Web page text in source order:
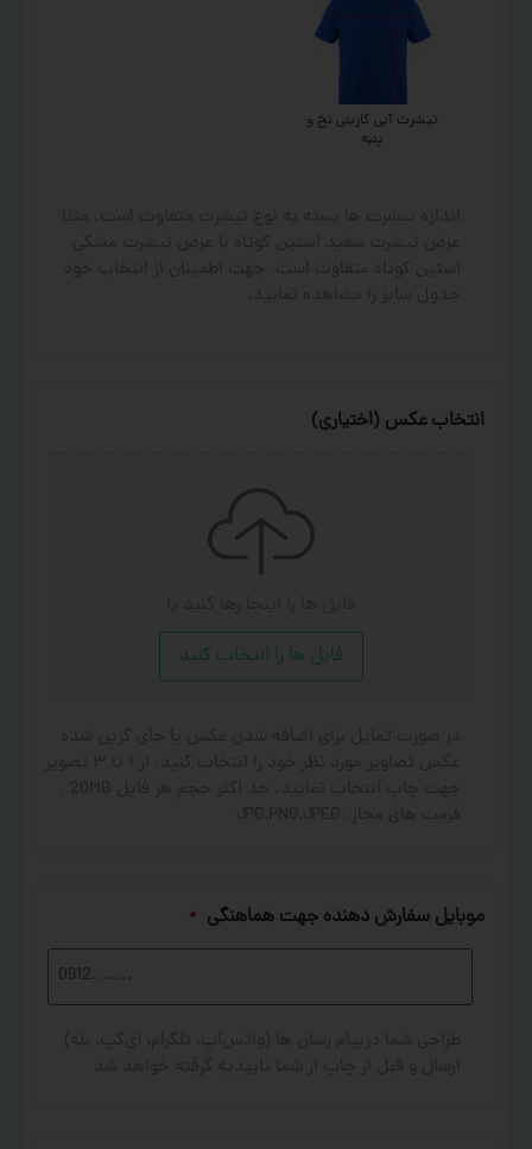
تیشرت آبی کاربنی نخ و
پنبه
انتخاب عکس (اختیاری)
فایل ها را انتخاب کنید
موبایل سفارش دهنده جهت هماهنگی *